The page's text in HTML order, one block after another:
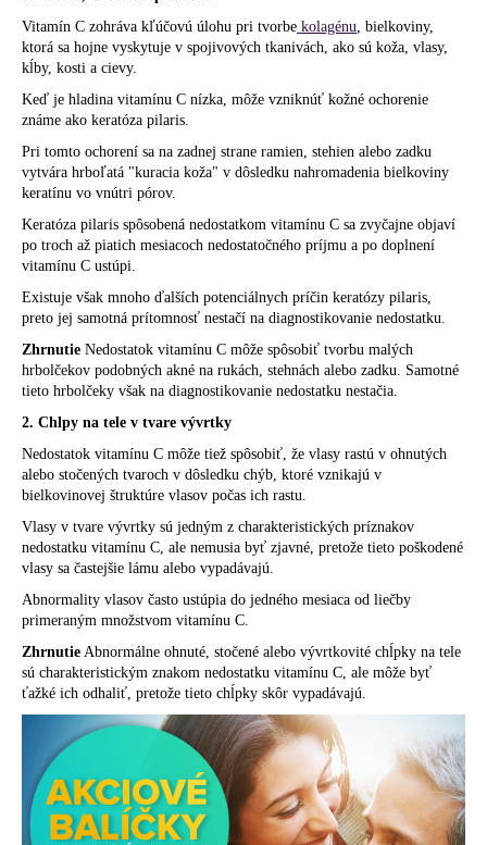
Vitamín C zohráva kľúčovú úlohu pri tvorbe kolagénu , bielkoviny,
ktorá sa hojne vyskytuje v spojivových tkanivách, ako sú koža, vlasy,
kĺby, kosti a cievy.
Keď je hladina vitamínu C nízka, môže vzniknúť kožné ochorenie
známe ako keratóza pilaris.
Pri tomto ochorení sa na zadnej strane ramien, stehien alebo zadku
vytvára hrboľatá "kuracia koža" v dôsledku nahromadenia bielkoviny
keratínu vo vnútri pórov.
Keratóza pilaris spôsobená nedostatkom vitamínu C sa zvyčajne objaví
po troch až piatich mesiacoch nedostatočného príjmu a po doplnení
vitamínu C ustúpi.
Existuje však mnoho ďalších potenciálnych príčin keratózy pilaris,
preto jej samotná prítomnosť nestačí na diagnostikovanie nedostatku.
Zhrnutie Nedostatok vitamínu C môže spôsobiť tvorbu malých
hrbolčekov podobných akné na rukách, stehnách alebo zadku. Samotné
tieto hrbolčeky však na diagnostikovanie nedostatku nestačia.
2. Chlpy na tele v tvare vývrtky
Nedostatok vitamínu C môže tiež spôsobiť, že vlasy rastú v ohnutých
alebo stočených tvaroch v dôsledku chýb, ktoré vznikajú v
bielkovinovej štruktúre vlasov počas ich rastu.
Vlasy v tvare vývrtky sú jedným z charakteristických príznakov
nedostatku vitamínu C, ale nemusia byť zjavné, pretože tieto poškodené
vlasy sa častejšie lámu alebo vypadávajú.
Abnormality vlasov často ustúpia do jedného mesiaca od liečby
primeraným množstvom vitamínu C.
Zhrnutie Abnormálne ohnuté, stočené alebo vývrtkovité chĺpky na tele
sú charakteristickým znakom nedostatku vitamínu C, ale môže byť
ťažké ich odhaliť, pretože tieto chĺpky skôr vypadávajú.